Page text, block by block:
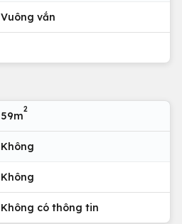
Vuông vắn
59m
2
Không
Không
Không có thông tin